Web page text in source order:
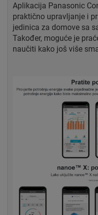
Aplikacija Panasonic
praktično upravljanje i
jedinica za domove sa
Također, moguće je
naučiti kako još više